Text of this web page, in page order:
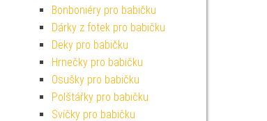
Bonboniéry pro babičku
Dárky z fotek pro babičku
Deky pro babičku
Hrnečky pro babičku
Osušky pro babičku
Polštářky pro babičku
Svíčky pro babičku